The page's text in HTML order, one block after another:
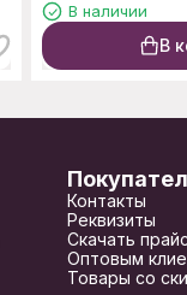
В наличии
В
Контакты
Реквизиты
Скачать
Оптовым
Товары со